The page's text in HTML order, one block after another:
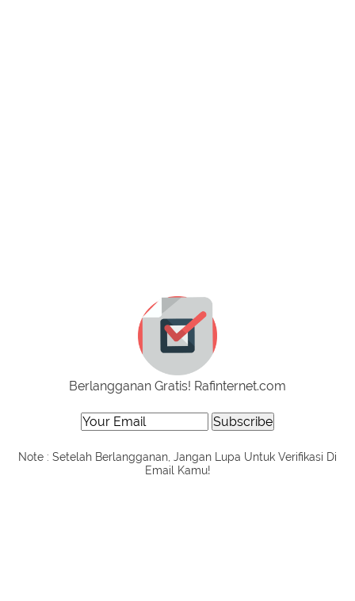
Berlangganan Gratis! Rafinternet.com
Note : Setelah Berlangganan, Jangan Lupa Untuk Verifikasi Di
Email Kamu!